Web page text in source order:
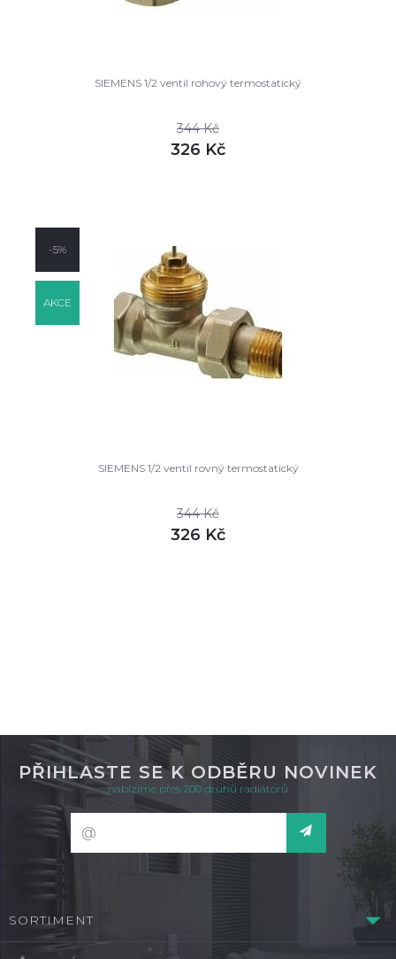
SIEMENS 1/2 ventil rohový termostatický
344 Kč
326 Kč
-5%
AKCE
SIEMENS 1/2 ventil rovný termostatický
344 Kč
326 Kč
PŘIHLASTE SE K ODBĚRU NOVINEK
nabízíme přes 200 druhů radiátorů
SORTIMENT